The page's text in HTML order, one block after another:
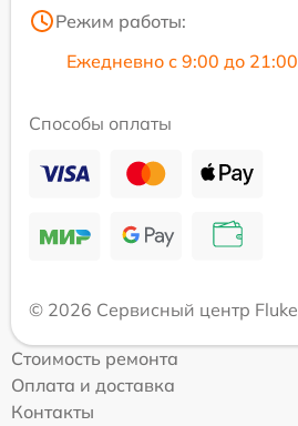
Режим работы:
Ежедневно с 9:00 до 21:00
Способы оплаты
© 2026 Сервисный центр Fluke
Стоимость ремонта
Оплата и доставка
Контакты